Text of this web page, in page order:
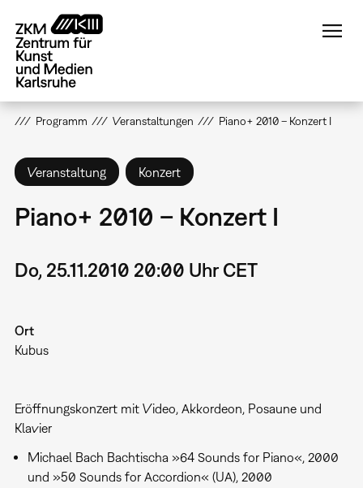
zum
Inhalt
Programm Veranstaltungen Piano+ 2010 – Konzert I
Veranstaltung Konzert
Piano+ 2010 – Konzert I
Do, 25.11.2010 20:00 Uhr CET
Ort
Kubus
Eröffnungskonzert mit Video, Akkordeon, Posaune und
Klavier
Michael Bach Bachtischa »64 Sounds for Piano«, 2000
und »50 Sounds for Accordion« (UA), 2000